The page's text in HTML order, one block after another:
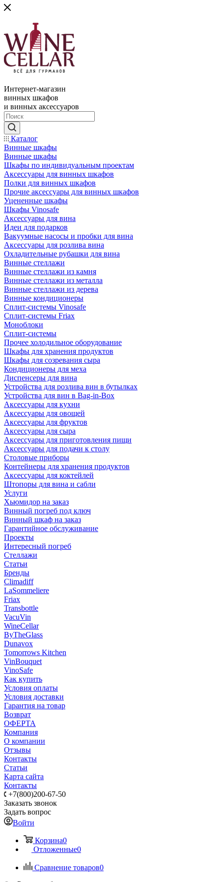
Интернет-магазин
винных шкафов
и винных аксессуаров
Каталог
Винные шкафы
Винные шкафы
Шкафы по индивидуальным проектам
Аксессуары для винных шкафов
Полки для винных шкафов
Прочие аксессуары для винных шкафов
Уцененные шкафы
Шкафы Vinosafe
Аксессуары для вина
Идеи для подарков
Вакуумные насосы и пробки для вина
Аксессуары для розлива вина
Охладительные рубашки для вина
Винные стеллажи
Винные стеллажи из камня
Винные стеллажи из металла
Винные стеллажи из дерева
Винные кондиционеры
Сплит-системы Vinosafe
Сплит-системы Friax
Моноблоки
Сплит-системы
Прочее холодильное оборудование
Шкафы для хранения продуктов
Шкафы для созревания сыра
Кондиционеры для меха
Диспенсеры для вина
Устройства для розлива вин в бутылках
Устройства для вин в Bag-in-Box
Аксессуары для кухни
Аксессуары для овощей
Аксессуары для фруктов
Аксессуары для сыра
Аксессуары для приготовления пищи
Аксессуары для подачи к столу
Столовые приборы
Контейнеры для хранения продуктов
Аксессуары для коктейлей
Штопоры для вина и сабли
Услуги
Хьюмидор на заказ
Винный погреб под ключ
Винный шкаф на заказ
Гарантийное обслуживание
Проекты
Интересный погреб
Стеллажи
Статьи
Бренды
Climadiff
LaSommeliere
Friax
Transbottle
VacuVin
WineCellar
ByTheGlass
Dunavox
Tomorrows Kitchen
VinBouquet
VinoSafe
Как купить
Условия оплаты
Условия доставки
Гарантия на товар
Возврат
ОФЕРТА
Компания
О компании
Отзывы
Контакты
Статьи
Карта сайта
Контакты
+7(800)200-67-50
Заказать звонок
Задать вопрос
Войти
Корзина0
Отложенные0
Сравнение товаров0